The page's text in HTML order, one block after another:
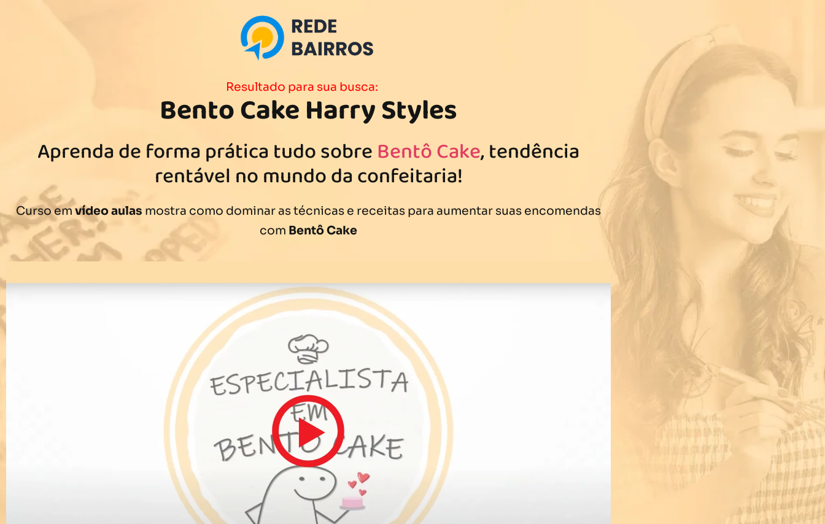
Resultado para sua busca:
Bento Cake Harry Styles
Aprenda de forma prática tudo sobreBentô Cake, tendência
rentável no mundo da confeitaria!
Curso em vídeo aulas mostra como dominar as técnicas e receitas para aumentar suas encomendas
com Bentô Cake